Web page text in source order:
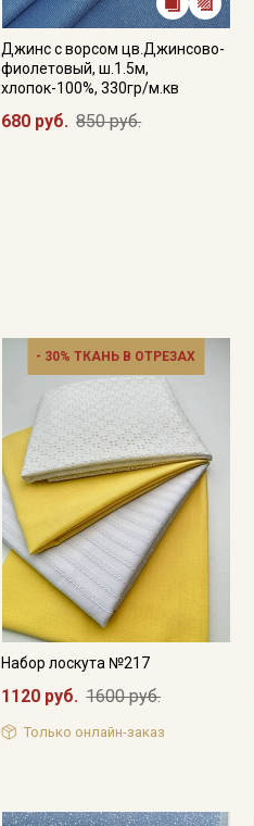
Джинс с ворсом цв.Джинсово-
фиолетовый, ш.1.5м,
хлопок-100%, 330гр/м.кв
680 руб. 850 руб.
- 30% ТКАНЬ В ОТРЕЗАХ
Набор лоскута №217
1120 руб. 1600 руб.
Только онлайн-заказ